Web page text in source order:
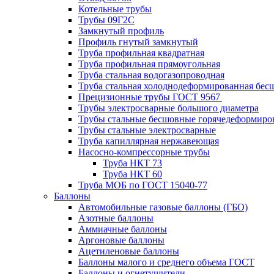
Котельные трубы
Трубы 09Г2С
Замкнутый профиль
Профиль гнутый замкнутый
Труба профильная квадратная
Труба профильная прямоугольная
Труба стальная водогазопроводная
Труба стальная холоднодеформированная
Прецизионные трубы ГОСТ 9567
Трубы электросварные большого диаметра
Трубы стальные бесшовные
Трубы стальные электросварные
Труба капиллярная нержавеющая
Насосно-компрессорные трубы
Труба НКТ 73
Труба НКТ 60
Труба МОБ по ГОСТ 15040-77
Баллоны
Автомобильные газовые баллоны (ГБО)
Азотные баллоны
Аммиачные баллоны
Аргоновые баллоны
Ацетиленовые баллоны
Баллоны малого и среднего объема ГОСТ